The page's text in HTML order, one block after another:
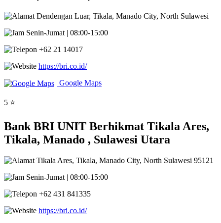
Dendengan Luar, Tikala, Manado City, North Sulawesi
Senin-Jumat | 08:00-15:00
+62 21 14017
https://bri.co.id/
Google Maps
5 ⭐
Bank BRI UNIT Berhikmat Tikala Ares,
Tikala, Manado , Sulawesi Utara
Tikala Ares, Tikala, Manado City, North Sulawesi 95121
Senin-Jumat | 08:00-15:00
+62 431 841335
https://bri.co.id/